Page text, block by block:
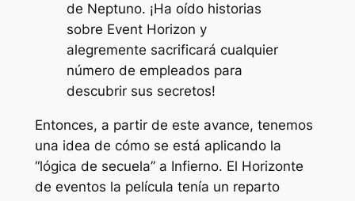
de Neptuno. ¡Ha oído historias
sobre Event Horizon y
alegremente sacrificará cualquier
número de empleados para
descubrir sus secretos!
Entonces, a partir de este avance, tenemos
una idea de cómo se está aplicando la
“lógica de secuela” a Infierno. El Horizonte
de eventos la película tenía un reparto